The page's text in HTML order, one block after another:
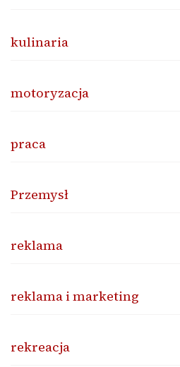
kulinaria
motoryzacja
praca
Przemysł
reklama
reklama i marketing
rekreacja